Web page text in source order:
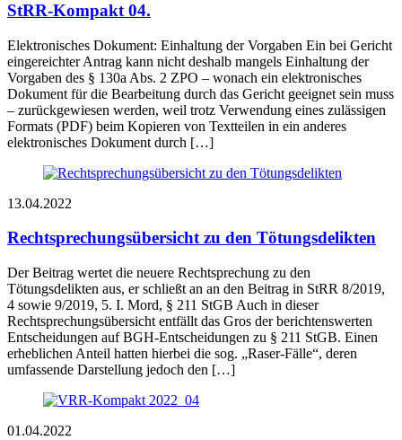
StRR-Kompakt 04.
Elektronisches Dokument: Einhaltung der Vorgaben Ein bei Gericht
eingereichter Antrag kann nicht deshalb mangels Einhaltung der
Vorgaben des § 130a Abs. 2 ZPO – wonach ein elektronisches
Dokument für die Bearbeitung durch das Gericht geeignet sein muss
– zurückgewiesen werden, weil trotz Verwendung eines zulässigen
Formats (PDF) beim Kopieren von Textteilen in ein anderes
elektronisches Dokument durch […]
13.04.2022
Rechtsprechungsübersicht zu den Tötungsdelikten
Der Beitrag wertet die neuere Rechtsprechung zu den
Tötungsdelikten aus, er schließt an an den Beitrag in StRR 8/2019,
4 sowie 9/2019, 5. I. Mord, § 211 StGB Auch in dieser
Rechtsprechungsübersicht entfällt das Gros der berichtenswerten
Entscheidungen auf BGH-Entscheidungen zu § 211 StGB. Einen
erheblichen Anteil hatten hierbei die sog. „Raser-Fälle“, deren
umfassende Darstellung jedoch den […]
01.04.2022